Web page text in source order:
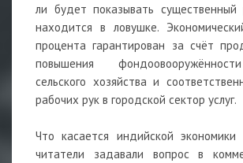
ли будет показывать существенный
находится в ловушке.
процента гарантирован за счёт
повышения
сельского хозяйства и
рабочих рук в городской сектор услуг.
Что касается индийской
читатели задавали вопрос в